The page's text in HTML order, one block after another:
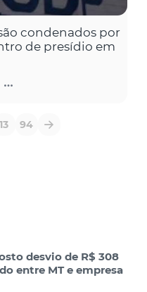
condenados por
de presídio em
13 94
desvio de R$ 308
entre MT e empresa